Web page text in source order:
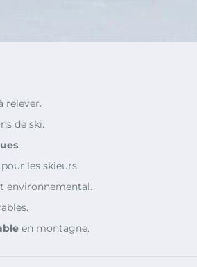
relever.
de ski.
.
pour les skieurs.
environnemental.
en montagne.